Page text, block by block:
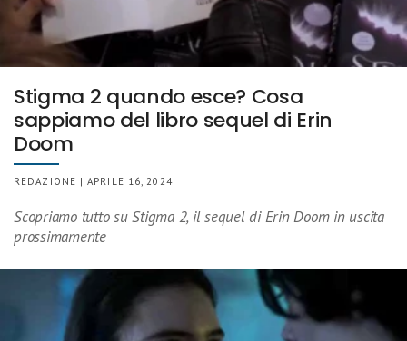
Stigma 2 quando esce? Cosa
sappiamo del libro sequel di Erin
Doom
REDAZIONE | APRILE 16, 2024
Scopriamo tutto su Stigma 2, il sequel di Erin Doom in uscita
prossimamente